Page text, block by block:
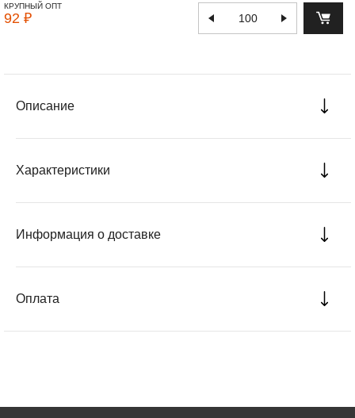
КРУПНЫЙ ОПТ
92 ₽
Описание
Характеристики
Информация о доставке
Оплата